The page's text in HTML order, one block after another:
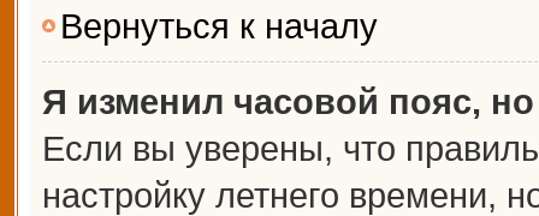
Вернуться к началу
Я изменил часовой пояс,
Если вы уверены, что
настройку летнего времени,